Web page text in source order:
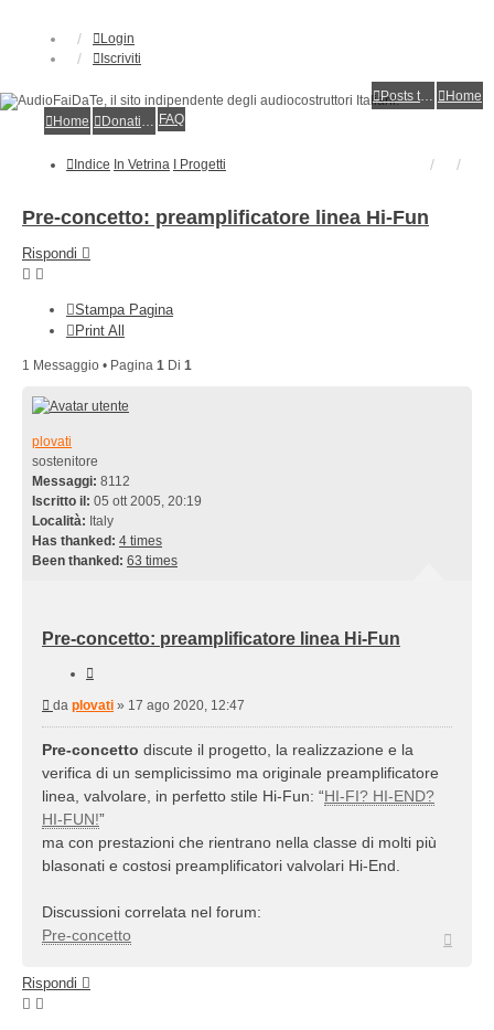
Login
Iscriviti
Posts toplist
Home
Home
Donations FAQ
Indice In Vetrina I Progetti
Pre-concetto: preamplificatore linea Hi-Fun
Rispondi
Stampa Pagina
Print All
1 Messaggio • Pagina 1 Di 1
plovati
sostenitore
Messaggi: 8112
Iscritto il: 05 ott 2005, 20:19
Località: Italy
Has thanked: 4 times
Been thanked: 63 times
Pre-concetto: preamplificatore linea Hi-Fun
Messaggio
da plovati » 17 ago 2020, 12:47
Pre-concetto discute il progetto, la realizzazione e la
verifica di un semplicissimo ma originale preamplificatore
linea, valvolare, in perfetto stile Hi-Fun: “HI-FI? HI-END?
HI-FUN!”
ma con prestazioni che rientrano nella classe di molti più
blasonati e costosi preamplificatori valvolari Hi-End.
Discussioni correlata nel forum:
Pre-concetto
Rispondi